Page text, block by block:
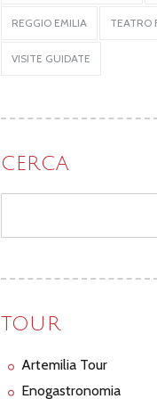
REGGIO EMILIA TEATRO
VISITE GUIDATE
CERCA
TOUR
Artemilia Tour
Enogastronomia